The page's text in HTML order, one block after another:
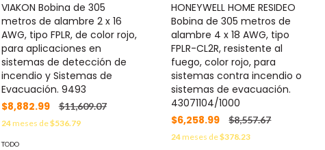
VIAKON Bobina de 305
metros de alambre 2 x 16
AWG, tipo FPLR, de color rojo,
para aplicaciones en
sistemas de detección de
incendio y Sistemas de
Evacuación. 9493
$8,882.99
$11,609.07
24meses de$536.79
TODO
HONEYWELL HOME RESIDEO
Bobina de 305 metros de
alambre 4 x 18 AWG, tipo
FPLR-CL2R, resistente al
fuego, color rojo, para
sistemas contra incendio o
sistemas de evacuación.
43071104/1000
$6,258.99
$8,557.67
24meses de$378.23